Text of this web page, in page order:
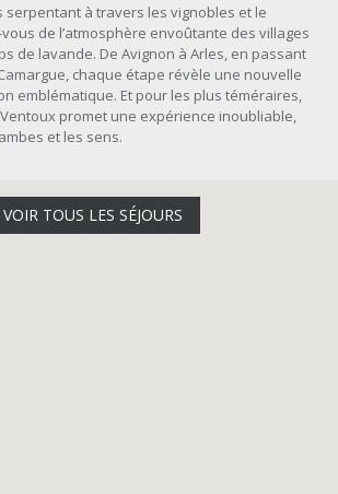
serpentant à travers les vignobles et le
de l’atmosphère envoûtante des villages
de lavande. De Avignon à Arles, en passant
chaque étape révèle une nouvelle
emblématique. Et pour les plus téméraires,
promet une expérience inoubliable,
et les sens.
VOIR TOUS LES SÉJOURS